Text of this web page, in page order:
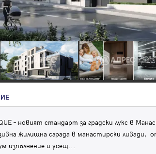
– новият стандарт за градски лукс в
жилищна сграда в манастирски ливади,
изпълнение и усещ...